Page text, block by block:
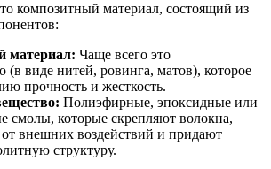
композитный материал, состоящий из
Чаще всего это
(в виде нитей, ровинга, матов), которое
прочность и жесткость.
Полиэфирные, эпоксидные или
смолы, которые скрепляют волокна,
внешних воздействий и придают
структуру.